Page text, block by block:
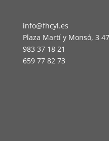
info@fhcyl.es
Plaza Martí y Monsó, 3
983 37 18 21
659 77 82 73